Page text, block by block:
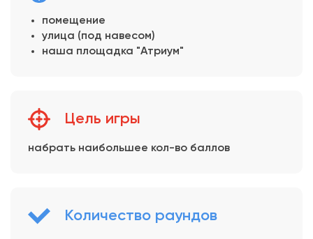
помещение
улица (под навесом)
наша площадка "Атриум"
Цель игры
набрать наибольшее кол-во баллов
Количество раундов